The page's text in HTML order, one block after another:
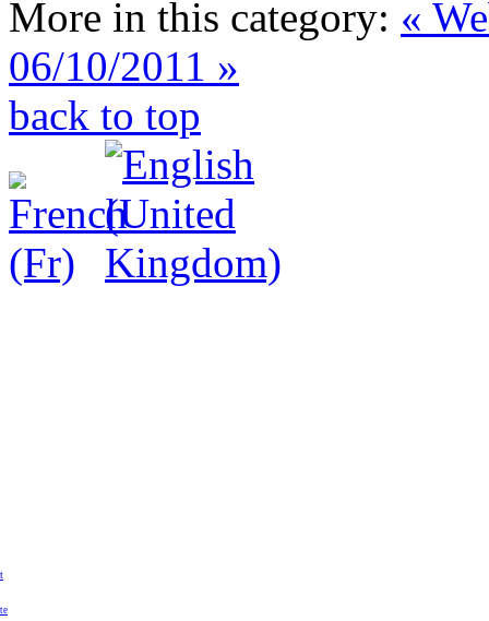
More in this category: «
06/10/2011 »
back to top